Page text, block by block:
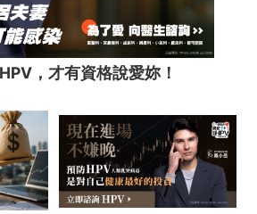
，才有資格說愛妳！